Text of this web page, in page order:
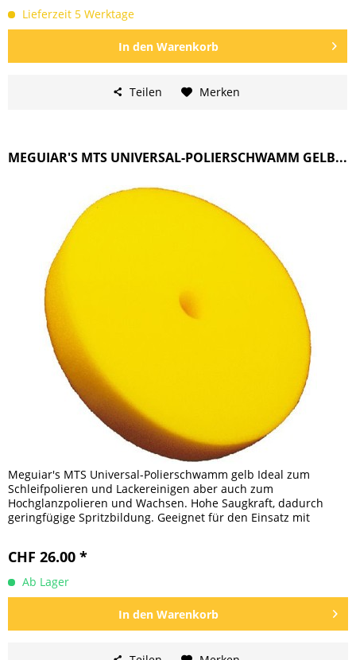
Lieferzeit 5 Werktage
In den Warenkorb
Teilen Merken
MEGUIAR'S MTS UNIVERSAL-POLIERSCHWAMM GELB...
Meguiar's MTS Universal-Polierschwamm gelb Ideal zum
Schleifpolieren und Lackereinigen aber auch zum
Hochglanzpolieren und Wachsen. Hohe Saugkraft, dadurch
geringfügige Spritzbildung. Geeignet für den Einsatz mit
CHF 26.00 *
Ab Lager
In den Warenkorb